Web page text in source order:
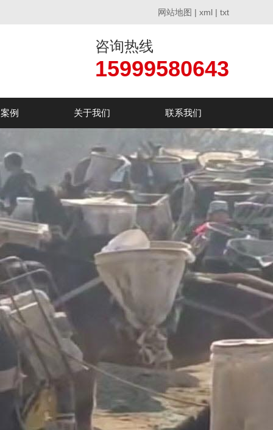
网站地图 | xml | txt
咨询热线
15999580643
例 关于我们 联系我们